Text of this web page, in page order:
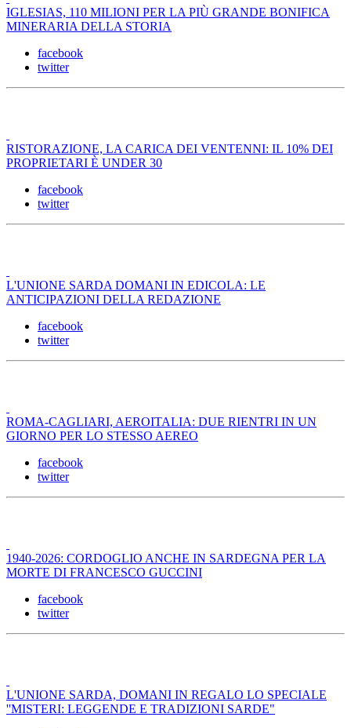
IGLESIAS, 110 MILIONI PER LA PIÙ GRANDE BONIFICA
MINERARIA DELLA STORIA
facebook
twitter
RISTORAZIONE, LA CARICA DEI VENTENNI: IL 10% DEI
PROPRIETARI È UNDER 30
facebook
twitter
L'UNIONE SARDA DOMANI IN EDICOLA: LE
ANTICIPAZIONI DELLA REDAZIONE
facebook
twitter
ROMA-CAGLIARI, AEROITALIA: DUE RIENTRI IN UN
GIORNO PER LO STESSO AEREO
facebook
twitter
1940-2026: CORDOGLIO ANCHE IN SARDEGNA PER LA
MORTE DI FRANCESCO GUCCINI
facebook
twitter
L'UNIONE SARDA, DOMANI IN REGALO LO SPECIALE
''MISTERI: LEGGENDE E TRADIZIONI SARDE"